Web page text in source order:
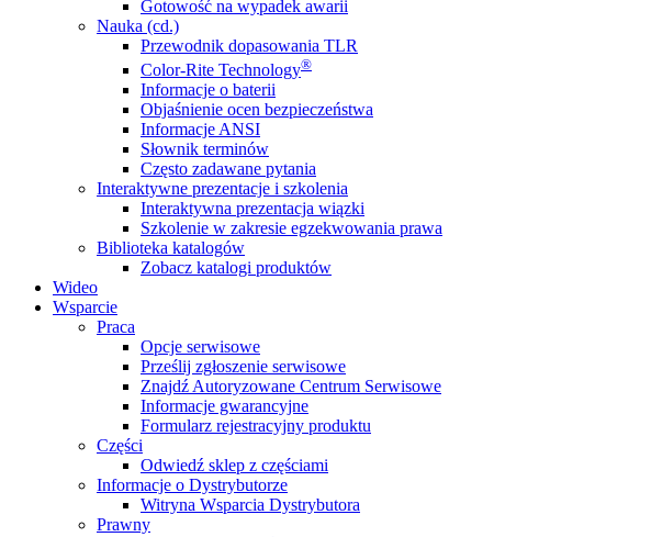
Gotowość na wypadek awarii
Nauka (cd.)
Przewodnik dopasowania TLR
Color-Rite Technology®
Informacje o baterii
Objaśnienie ocen bezpieczeństwa
Informacje ANSI
Słownik terminów
Często zadawane pytania
Interaktywne prezentacje i szkolenia
Interaktywna prezentacja wiązki
Szkolenie w zakresie egzekwowania prawa
Biblioteka katalogów
Zobacz katalogi produktów
Wideo
Wsparcie
Praca
Opcje serwisowe
Prześlij zgłoszenie serwisowe
Znajdź Autoryzowane Centrum Serwisowe
Informacje gwarancyjne
Formularz rejestracyjny produktu
Części
Odwiedź sklep z częściami
Informacje o Dystrybutorze
Witryna Wsparcia Dystrybutora
Prawny